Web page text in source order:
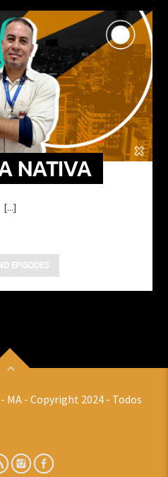
NATIVA
[...]
EPISODES
MA - Copyright 2024 - Todos